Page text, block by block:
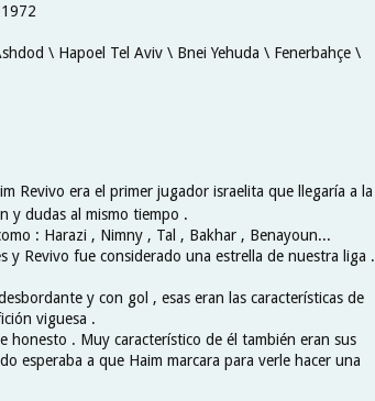
\ Hapoel Tel Aviv \ Bnei Yehuda \ Fenerbahçe \
Revivo era el primer jugador israelita que llegaría a la
y dudas al mismo tiempo .
: Harazi , Nimny , Tal , Bakhar , Benayoun...
y Revivo fue considerado una estrella de nuestra liga .
y con gol , esas eran las características de
viguesa .
honesto . Muy característico de él también eran sus
esperaba a que Haim marcara para verle hacer una